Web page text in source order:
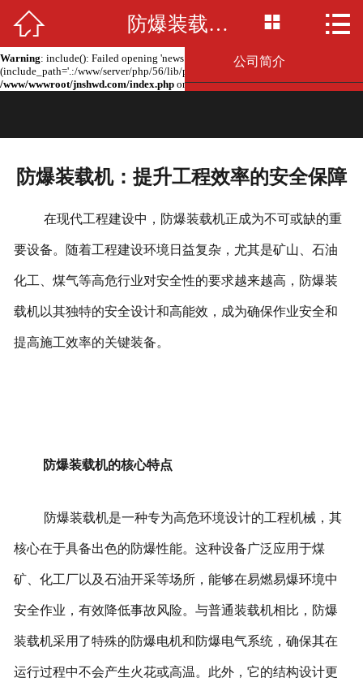
Warning: include(news.php): failed to open stream: No such file or directory in
/www/wwwroot/jnshwd.com/index.phpon line 2
Warning: include(): Failed opening 'news.php' for inclusion
(include_path='.:/www/server/php/56/lib/php') in
/www/wwwroot/jnshwd.com/index.php on line2
网站首页
公司简介
留言板
联系我们
 防爆装载机：提升工程效率的安全保障  
防爆装载机：提升工程效率的安全保障
在现代工程建设中，防爆装载机正成为不可或缺的重
要设备。随着工程建设环境日益复杂，尤其是矿山、石油
化工、煤气等高危行业对安全性的要求越来越高，防爆装
载机以其独特的安全设计和高能效，成为确保作业安全和
提高施工效率的关键装备。
防爆装载机的核心特点
防爆装载机是一种专为高危环境设计的工程机械，其
核心在于具备出色的防爆性能。这种设备广泛应用于煤
矿、化工厂以及石油开采等场所，能够在易燃易爆环境中
安全作业，有效降低事故风险。 与普通装载机相比，防爆
装载机采用了特殊的防爆电机和防爆电气系统，确保其在
运行过程中不会产生火花或高温。此外，它的结构设计更